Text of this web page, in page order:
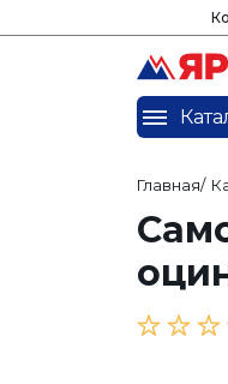
Главная/